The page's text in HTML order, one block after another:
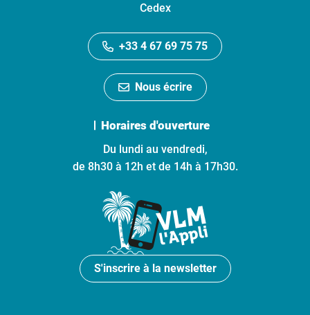
Cedex
+33 4 67 69 75 75
Nous écrire
Horaires d'ouverture
Du lundi au vendredi,
de 8h30 à 12h et de 14h à 17h30.
S'inscrire à la newsletter